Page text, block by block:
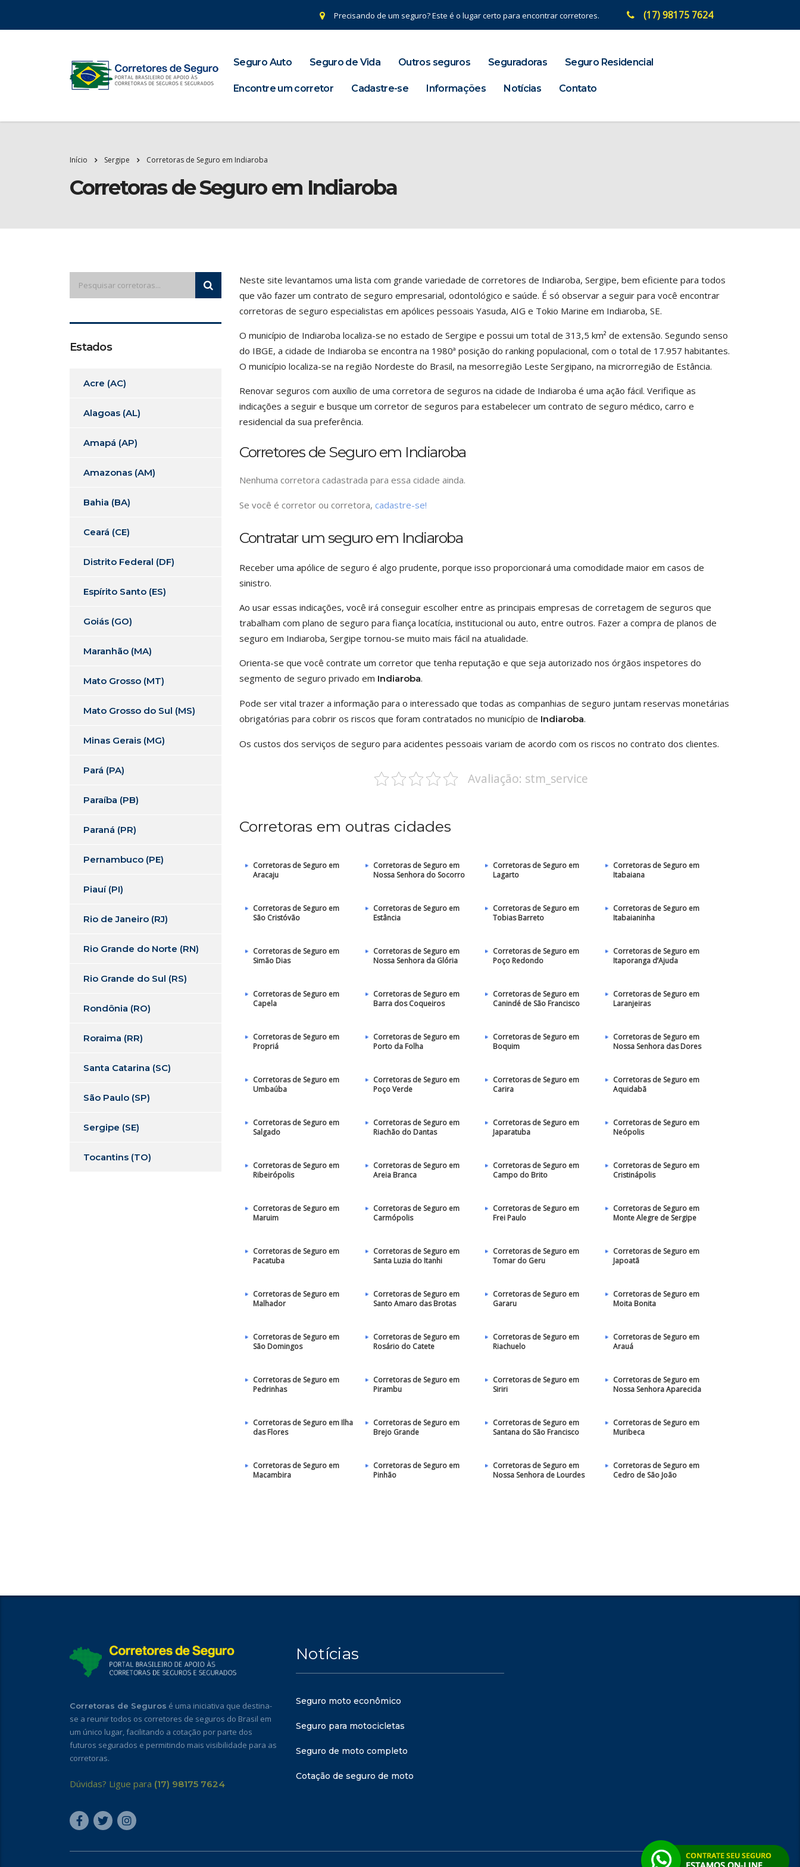
Precisando de um seguro? Este é o lugar certo para encontrar corretores. (17) 98175 7624
Seguro Auto Seguro de Vida Outros seguros Seguradoras Seguro Residencial
Encontre um corretor Cadastre-se Informações Notícias Contato
Início Sergipe Corretoras de Seguro em Indiaroba
Corretoras de Seguro em Indiaroba
Neste site levantamos uma lista com grande variedade de corretores de Indiaroba, Sergipe, bem eficiente para todos
que vão fazer um contrato de seguro empresarial, odontológico e saúde. É só observar a seguir para você encontrar
corretoras de seguro especialistas em apólices pessoais Yasuda, AIG e Tokio Marine em Indiaroba, SE.
O município de Indiaroba localiza-se no estado de Sergipe e possui um total de 313,5 km² de extensão. Segundo senso
do IBGE, a cidade de Indiaroba se encontra na 1980ª posição do ranking populacional, com o total de 17.957 habitantes.
O município localiza-se na região Nordeste do Brasil, na mesorregião Leste Sergipano, na microrregião de Estância.
Renovar seguros com auxílio de uma corretora de seguros na cidade de Indiaroba é uma ação fácil. Verifique as
indicações a seguir e busque um corretor de seguros para estabelecer um contrato de seguro médico, carro e
residencial da sua preferência.
Corretores de Seguro em Indiaroba
Nenhuma corretora cadastrada para essa cidade ainda.
Se você é corretor ou corretora, cadastre-se!
Contratar um seguro em Indiaroba
Receber uma apólice de seguro é algo prudente, porque isso proporcionará uma comodidade maior em casos de
sinistro.
Ao usar essas indicações, você irá conseguir escolher entre as principais empresas de corretagem de seguros que
trabalham com plano de seguro para fiança locatícia, institucional ou auto, entre outros. Fazer a compra de planos de
seguro em Indiaroba, Sergipe tornou-se muito mais fácil na atualidade.
Orienta-se que você contrate um corretor que tenha reputação e que seja autorizado nos órgãos inspetores do
segmento de seguro privado em Indiaroba.
Pode ser vital trazer a informação para o interessado que todas as companhias de seguro juntam reservas monetárias
obrigatórias para cobrir os riscos que foram contratados no município de Indiaroba.
Os custos dos serviços de seguro para acidentes pessoais variam de acordo com os riscos no contrato dos clientes.
Avaliação: stm_service
Corretoras em outras cidades
Corretoras de Seguro em
Aracaju
Corretoras de Seguro em
Nossa Senhora do Socorro
Corretoras de Seguro em
Lagarto
Corretoras de Seguro em
Itabaiana
Corretoras de Seguro em
São Cristóvão
Corretoras de Seguro em
Estância
Corretoras de Seguro em
Tobias Barreto
Corretoras de Seguro em
Itabaianinha
Corretoras de Seguro em
Simão Dias
Corretoras de Seguro em
Nossa Senhora da Glória
Corretoras de Seguro em
Poço Redondo
Corretoras de Seguro em
Itaporanga d’Ajuda
Corretoras de Seguro em
Capela
Corretoras de Seguro em
Barra dos Coqueiros
Corretoras de Seguro em
Canindé de São Francisco
Corretoras de Seguro em
Laranjeiras
Corretoras de Seguro em
Propriá
Corretoras de Seguro em
Porto da Folha
Corretoras de Seguro em
Boquim
Corretoras de Seguro em
Nossa Senhora das Dores
Corretoras de Seguro em
Umbaúba
Corretoras de Seguro em
Poço Verde
Corretoras de Seguro em
Carira
Corretoras de Seguro em
Aquidabã
Corretoras de Seguro em
Salgado
Corretoras de Seguro em
Riachão do Dantas
Corretoras de Seguro em
Japaratuba
Corretoras de Seguro em
Neópolis
Corretoras de Seguro em
Ribeirópolis
Corretoras de Seguro em
Areia Branca
Corretoras de Seguro em
Campo do Brito
Corretoras de Seguro em
Cristinápolis
Corretoras de Seguro em
Maruim
Corretoras de Seguro em
Carmópolis
Corretoras de Seguro em
Frei Paulo
Corretoras de Seguro em
Monte Alegre de Sergipe
Corretoras de Seguro em
Pacatuba
Corretoras de Seguro em
Santa Luzia do Itanhi
Corretoras de Seguro em
Tomar do Geru
Corretoras de Seguro em
Japoatã
Corretoras de Seguro em
Malhador
Corretoras de Seguro em
Santo Amaro das Brotas
Corretoras de Seguro em
Gararu
Corretoras de Seguro em
Moita Bonita
Corretoras de Seguro em
São Domingos
Corretoras de Seguro em
Rosário do Catete
Corretoras de Seguro em
Riachuelo
Corretoras de Seguro em
Arauá
Corretoras de Seguro em
Pedrinhas
Corretoras de Seguro em
Pirambu
Corretoras de Seguro em
Siriri
Corretoras de Seguro em
Nossa Senhora Aparecida
Corretoras de Seguro em Ilha
das Flores
Corretoras de Seguro em
Brejo Grande
Corretoras de Seguro em
Santana do São Francisco
Corretoras de Seguro em
Muribeca
Corretoras de Seguro em
Macambira
Corretoras de Seguro em
Pinhão
Corretoras de Seguro em
Nossa Senhora de Lourdes
Corretoras de Seguro em
Cedro de São João
Estados
Acre (AC)
Alagoas (AL)
Amapá (AP)
Amazonas (AM)
Bahia (BA)
Ceará (CE)
Distrito Federal (DF)
Espírito Santo (ES)
Goiás (GO)
Maranhão (MA)
Mato Grosso (MT)
Mato Grosso do Sul (MS)
Minas Gerais (MG)
Pará (PA)
Paraíba (PB)
Paraná (PR)
Pernambuco (PE)
Piauí (PI)
Rio de Janeiro (RJ)
Rio Grande do Norte (RN)
Rio Grande do Sul (RS)
Rondônia (RO)
Roraima (RR)
Santa Catarina (SC)
São Paulo (SP)
Sergipe (SE)
Tocantins (TO)
Corretoras de Seguros é uma iniciativa que destina-
se a reunir todos os corretores de seguros do Brasil em
um único lugar, facilitando a cotação por parte dos
futuros segurados e permitindo mais visibilidade para as
corretoras.
Dúvidas? Ligue para (17) 98175 7624
Notícias
Seguro moto econômico
Seguro para motocicletas
Seguro de moto completo
Cotação de seguro de moto